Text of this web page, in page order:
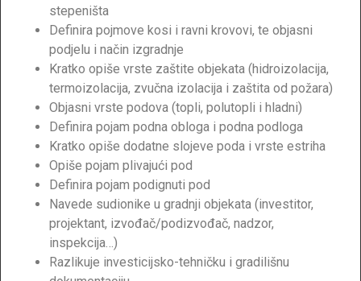
stepeništa
Definira pojmove kosi i ravni krovovi, te objasni
podjelu i način izgradnje
Kratko opiše vrste zaštite objekata (hidroizolacija,
termoizolacija, zvučna izolacija i zaštita od požara)
Objasni vrste podova (topli, polutopli i hladni)
Definira pojam podna obloga i podna podloga
Kratko opiše dodatne slojeve poda i vrste estriha
Opiše pojam plivajući pod
Definira pojam podignuti pod
Navede sudionike u gradnji objekata (investitor,
projektant, izvođač/podizvođač, nadzor,
inspekcija…)
Razlikuje investicijsko-tehničku i gradilišnu